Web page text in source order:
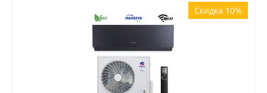
Скидка 10%